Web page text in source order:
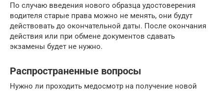
По случаю введения нового образца удостоверения
водителя старые права можно не менять, они будут
действовать до окончательной даты. После окончания
действия или при обмене документов сдавать
экзамены будет не нужно.
Распространенные вопросы
Нужно ли проходить медосмотр на получение новой